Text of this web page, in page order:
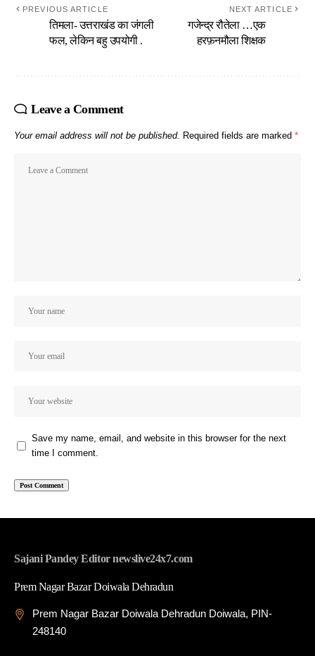
PREVIOUS ARTICLE
तिमला- उत्तराखंड का जंगली
फल, लेकिन बहु उपयोगी .
NEXT ARTICLE
गजेन्द्र रौतेला …एक
हरफ़नमौला शिक्षक
Leave a Comment
Your email address will not be published. Required fields are marked *
Save my name, email, and website in this browser for the next
time I comment.
Sajani Pandey Editor newslive24x7.com
Prem Nagar Bazar Doiwala Dehradun
Prem Nagar Bazar Doiwala Dehradun Doiwala, PIN-
248140